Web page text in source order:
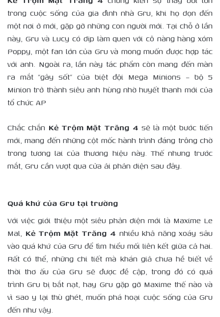
trong cuộc sống của gia đình nhà Gru, khi họ dọn đến
một nơi ở mới, gặp gỡ những con người mới. Tại chỗ ở lần
này, Gru và Lucy có dịp làm quen với cô nàng hàng xóm
Poppy, một fan lớn của Gru và mong muốn được hợp tác
với anh. Ngoài ra, lần này tác phẩm còn mang đến màn
ra mắt “gây sốt” của biệt đội Mega Minions – bộ 5
Minion trở thành siêu anh hùng nhờ huyết thanh mới của
tổ chức AP
Chắc chắn Kẻ Trộm Mặt Trăng 4 sẽ là một bước tiến
mới, mang đến những cột mốc hành trình đáng trông chờ
trong tương lai của thương hiệu này. Thế nhưng trước
mắt, Gru cần vượt qua cửa ải phản diện sau đây.
Quá khứ của Gru tại trường
Với việc giới thiệu một siêu phản diện mới là Maxime Le
Mal, Kẻ Trộm Mặt Trăng 4 nhiều khả năng xoáy sâu
vào quá khứ của Gru để tìm hiểu mối liên kết giữa cả hai.
Rất có thể, những chi tiết mà khán giả chưa hề biết về
thời thơ ấu của Gru sẽ được đề cập, trong đó có quá
trình Gru bị bắt nạt, hay Gru gặp gỡ Maxime thế nào và
vì sao y lại thù ghét, muốn phá hoại cuộc sống của Gru
đến như vậy.